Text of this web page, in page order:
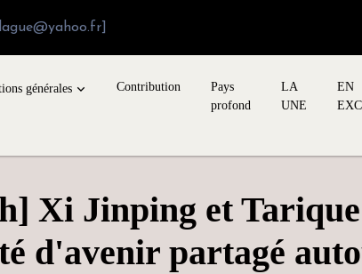
générales Contribution
Pays
profond
LA
UNE
EN
Xi Jinping et
d'avenir partagé